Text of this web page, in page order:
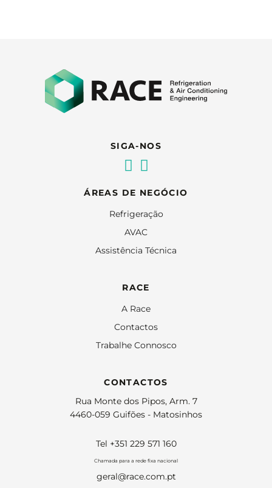
SIGA-NOS
ÁREAS DE NEGÓCIO
Refrigeração
AVAC
Assistência Técnica
RACE
A Race
Contactos
Trabalhe Connosco
CONTACTOS
Rua Monte dos Pipos, Arm. 7
4460-059 Guifões - Matosinhos
Tel +351 229 571 160
Chamada para a rede fixa nacional
geral@race.com.pt